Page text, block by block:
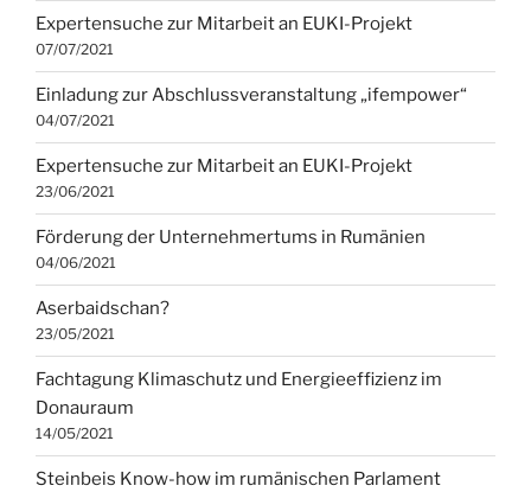
Expertensuche zur Mitarbeit an EUKI-Projekt
07/07/2021
Einladung zur Abschlussveranstaltung „ifempower“
04/07/2021
Expertensuche zur Mitarbeit an EUKI-Projekt
23/06/2021
Förderung der Unternehmertums in Rumänien
04/06/2021
Aserbaidschan?
23/05/2021
Fachtagung Klimaschutz und Energieeffizienz im
Donauraum
14/05/2021
Steinbeis Know-how im rumänischen Parlament